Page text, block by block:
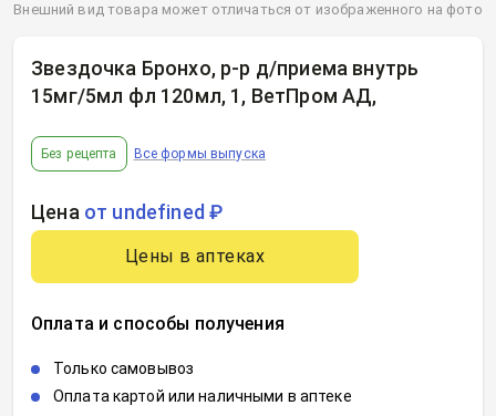
Звездочка Бронхо, р-р д/приема внутрь
15мг/5мл фл 120мл, 1, ВетПром АД,
Без рецепта Все формы выпуска
Цена от undefined ₽
Цены в аптеках
Оплата и способы получения
Только самовывоз
Оплата картой или наличными в аптеке
Внешний вид товара может отличаться от изображенного на фото